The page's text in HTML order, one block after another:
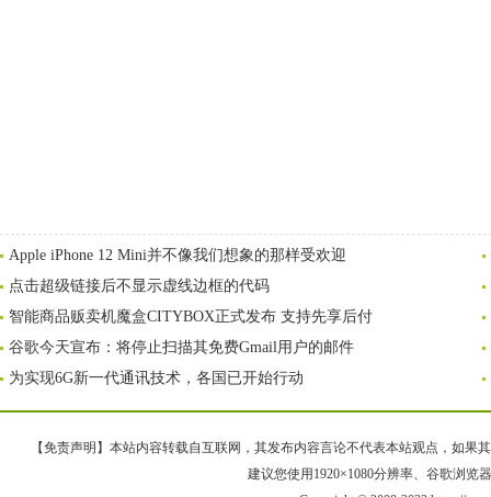
Apple iPhone 12 Mini并不像我们想象的那样受欢迎
点击超级链接后不显示虚线边框的代码
智能商品贩卖机魔盒CITYBOX正式发布 支持先享后付
谷歌今天宣布：将停止扫描其免费Gmail用户的邮件
为实现6G新一代通讯技术，各国已开始行动
【免责声明】本站内容转载自互联网，其发布内容言论不代表本站观点，如果
建议您使用1920×1080分辨率、谷歌浏览